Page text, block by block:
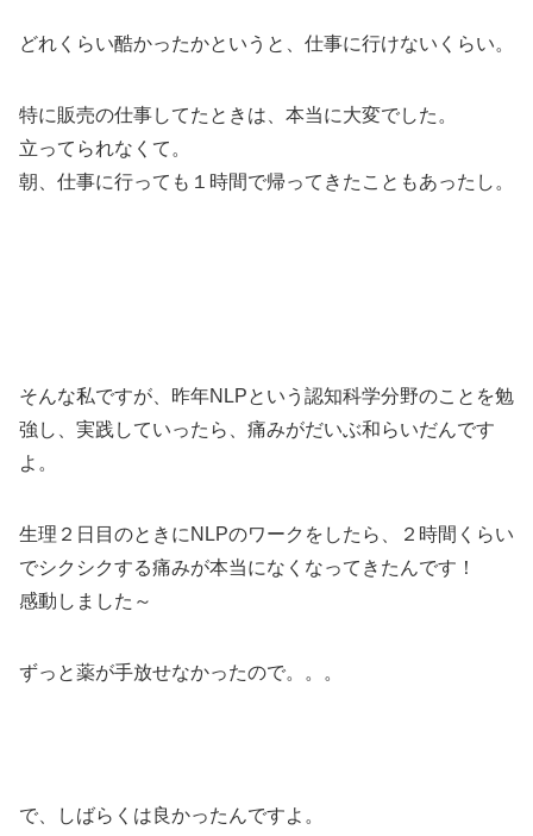
どれくらい酷かったかというと、仕事に行けないくらい。
特に販売の仕事してたときは、本当に大変でした。
立ってられなくて。
朝、仕事に行っても１時間で帰ってきたこともあったし。
そんな私ですが、昨年NLPという認知科学分野のことを勉
強し、実践していったら、痛みがだいぶ和らいだんです
よ。
生理２日目のときにNLPのワークをしたら、２時間くらい
でシクシクする痛みが本当になくなってきたんです！
感動しました～
ずっと薬が手放せなかったので。。。
で、しばらくは良かったんですよ。